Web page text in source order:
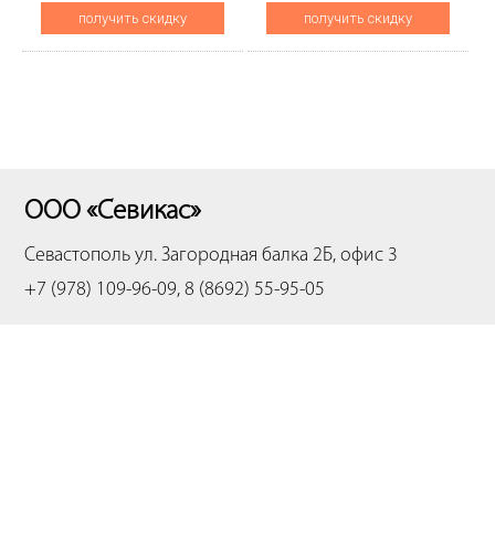
получить скидку получить скидку
ООО «Севикас»
Севастополь ул. Загородная балка 2Б, офис 3
+7 (978) 109-96-09, 8 (8692) 55-95-05